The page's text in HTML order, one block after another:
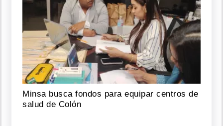
Minsa busca fondos para equipar centros de
salud de Colón